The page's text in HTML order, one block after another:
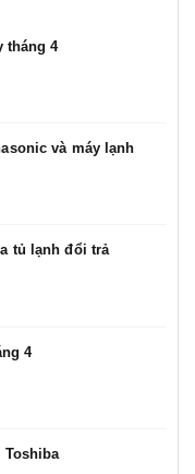
tháng 4
và máy lạnh
tủ lạnh đổi trả
4
Toshiba